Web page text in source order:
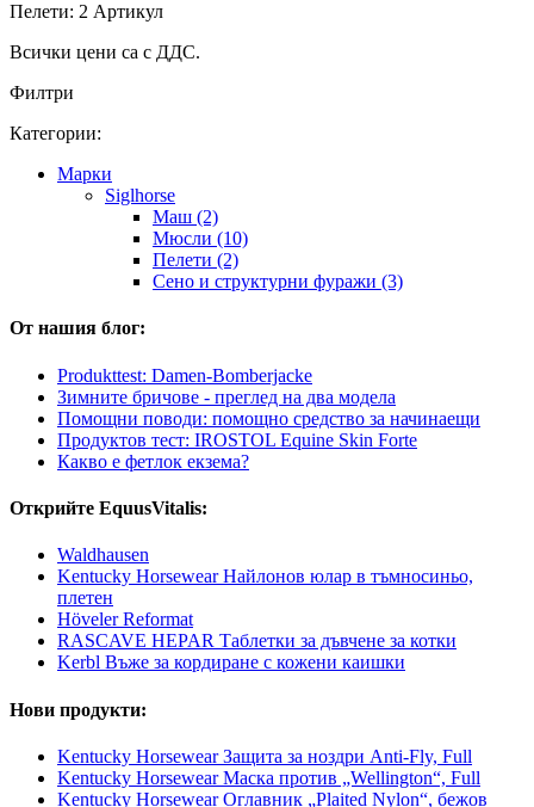
Пелети: 2 Артикул
Всички цени са с ДДС.
Филтри
Категории:
Марки
Siglhorse
Маш (2)
Мюсли (10)
Пелети (2)
Сено и структурни фуражи (3)
От нашия блог:
Produkttest: Damen-Bomberjacke
Зимните бричове - преглед на два модела
Помощни поводи: помощно средство за начинаещи
Продуктов тест: IROSTOL Equine Skin Forte
Какво е фетлок екзема?
Открийте EquusVitalis:
Waldhausen
Kentucky Horsewear Найлонов юлар в тъмносиньо,
плетен
Höveler Reformat
RASCAVE HEPAR Таблетки за дъвчене за котки
Kerbl Въже за кордиране с кожени каишки
Нови продукти:
Kentucky Horsewear Защита за ноздри Anti-Fly, Full
Kentucky Horsewear Маска против „Wellington“, Full
Kentucky Horsewear Оглавник „Plaited Nylon“, бежов